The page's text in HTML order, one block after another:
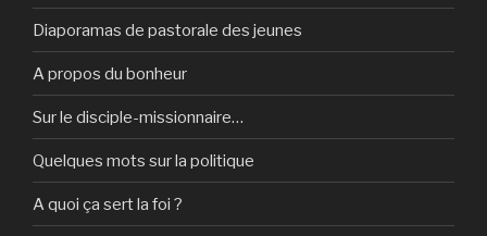
Diaporamas de pastorale des jeunes
A propos du bonheur
Sur le disciple-missionnaire…
Quelques mots sur la politique
A quoi ça sert la foi ?